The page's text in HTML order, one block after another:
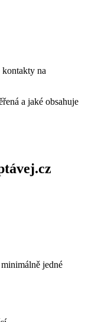
kontakty na
a jaké obsahuje
jedné